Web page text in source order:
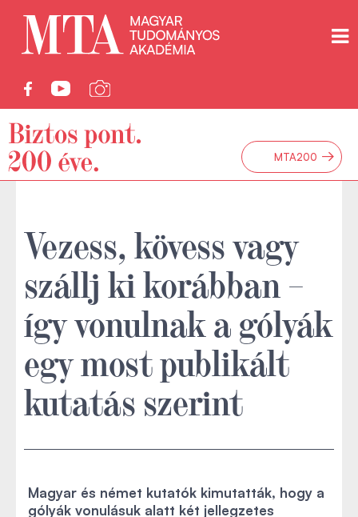
MTA200 →
Vezess, kövess vagy
szállj ki korábban –
így vonulnak a gólyák
egy most publikált
kutatás szerint
Magyar és német kutatók kimutatták, hogy a
gólyák vonulásuk alatt két jellegzetes